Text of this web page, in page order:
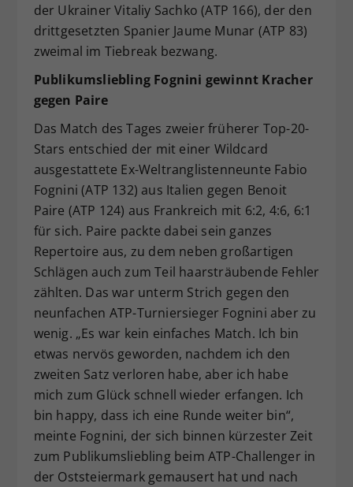
der Ukrainer Vitaliy Sachko (ATP 166), der den
drittgesetzten Spanier Jaume Munar (ATP 83)
zweimal im Tiebreak bezwang.
Publikumsliebling Fognini gewinnt Kracher
gegen Paire
Das Match des Tages zweier früherer Top-20-
Stars entschied der mit einer Wildcard
ausgestattete Ex-Weltranglistenneunte Fabio
Fognini (ATP 132) aus Italien gegen Benoit
Paire (ATP 124) aus Frankreich mit 6:2, 4:6, 6:1
für sich. Paire packte dabei sein ganzes
Repertoire aus, zu dem neben großartigen
Schlägen auch zum Teil haarsträubende Fehler
zählten. Das war unterm Strich gegen den
neunfachen ATP-Turniersieger Fognini aber zu
wenig. „Es war kein einfaches Match. Ich bin
etwas nervös geworden, nachdem ich den
zweiten Satz verloren habe, aber ich habe
mich zum Glück schnell wieder erfangen. Ich
bin happy, dass ich eine Runde weiter bin“,
meinte Fognini, der sich binnen kürzester Zeit
zum Publikumsliebling beim ATP-Challenger in
der Oststeiermark gemausert hat und nach